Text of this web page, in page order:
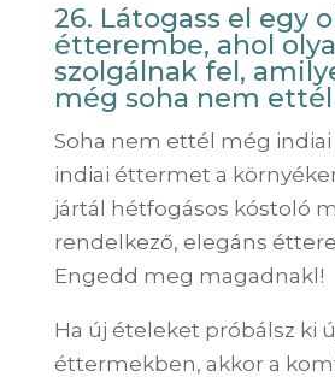
26. Látogass el egy
étterembe, ahol
szolgálnak fel,
még soha nem ettél
Soha nem ettél még indiai
indiai éttermet a
jártál hétfogásos kóstoló
rendelkező, elegáns
Engedd meg magadnakl!
Ha új ételeket próbálsz ki
éttermekben, akkor a